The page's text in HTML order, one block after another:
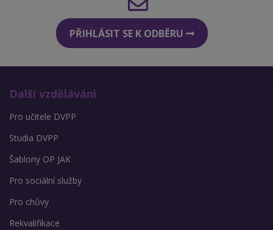
PŘIHLÁSIT SE K ODBĚRU
Další vzdělávání
Pro učitele DVPP
Studia DVPP
Šablony OP JAK
Pro sociální služby
Pro chůvy
Rekvalifikace